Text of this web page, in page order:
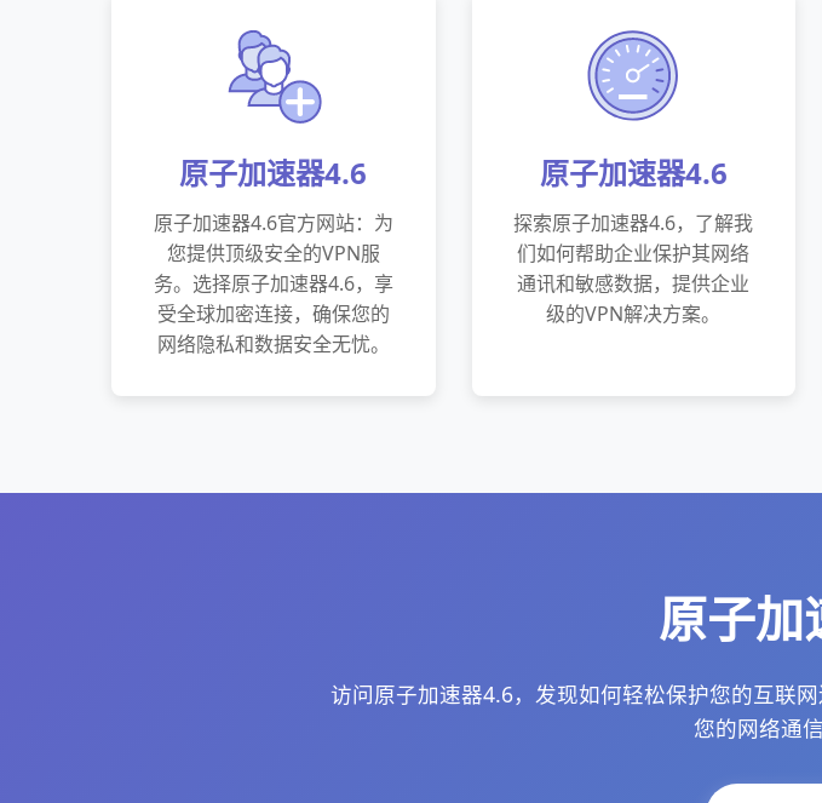
原子加速器4.6
原子加速器4.6官方网站：为
您提供顶级安全的VPN服
务。选择原子加速器4.6，享
受全球加密连接，确保您的
网络隐私和数据安全无忧。
原子加速器4.6
探索原子加速器4.6，了解我
们如何帮助企业保护其网络
通讯和敏感数据，提供企业
级的VPN解决方案。
原子加
访问原子加速器4.6，发现如何轻松保护您的互联
您的网络通